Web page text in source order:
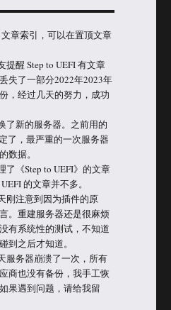
章索引，可以在置顶文章
提醒 Step to UEFI 有文章
失了一部分2022年2023年
，经过几天的努力，成功
了新的服务器。之前用的
了，最严重的一次服务器
数据。
了《Step to UEFI》的文章
的文章并不多。
刚注意到因为插件的原
。重建服务器还是很麻烦
有系统性的测试，不知道
到之后才知道。
服务器崩溃了一次，所有
商也没有备份，我手工恢
果遇到问题，请给我留